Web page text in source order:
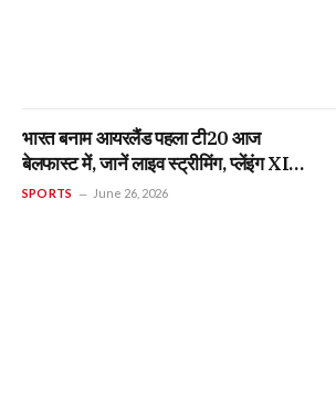
भारत बनाम आयरलैंड पहला टी20 आज
बेलफास्ट में, जानें लाइव स्ट्रीमिंग, प्लेंइंग XI
और वैभव सूर्यवंशी डेब्यू अपडेट
SPORTS June 26, 2026